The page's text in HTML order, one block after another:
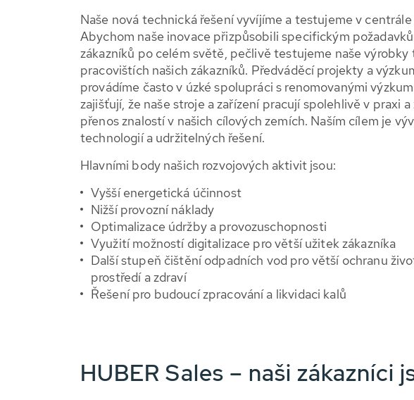
Naše nová technická řešení vyvíjíme a testujeme v
Abychom naše inovace přizpůsobili specifickým
zákazníků po celém světě, pečlivě testujeme naše výrobky
pracovištích našich zákazníků. Předváděcí projekty a
provádíme často v úzké spolupráci s renomovanými
zajišťují, že naše stroje a zařízení pracují spolehlivě v praxi
přenos znalostí v našich cílových zemích. Naším cílem je
technologií a udržitelných řešení.
Hlavními body našich rozvojových aktivit jsou:
Vyšší energetická účinnost
Nižší provozní náklady
Optimalizace údržby a provozuschopnosti
Využití možností digitalizace pro větší užitek zákazníka
Další stupeň čištění odpadních vod pro větší ochranu
prostředí a zdraví
Řešení pro budoucí zpracování a likvidaci kalů
HUBER Sales – naši zákazníci